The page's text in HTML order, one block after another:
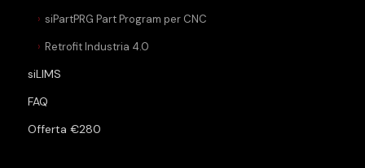
siPartPRG Part Program per CNC
Retrofit Industria 4.0
siLIMS
FAQ
Offerta €280